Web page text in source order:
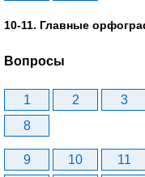
10-11. Главные
Вопросы
1 2 3
8
9 10 11